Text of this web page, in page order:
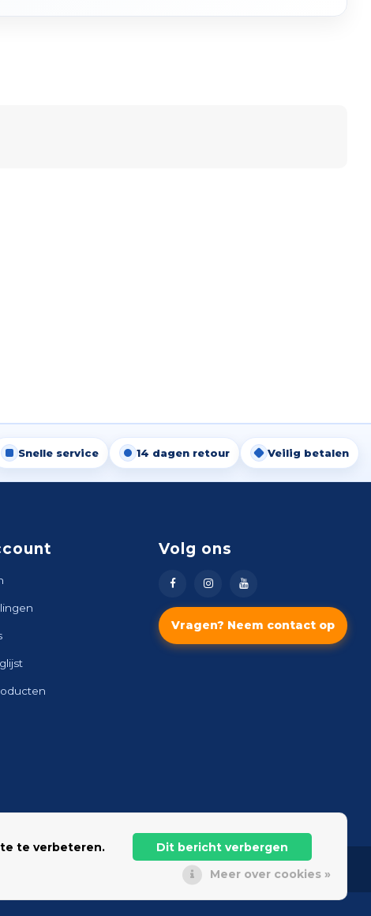
Snelle service 14 dagen retour Veilig betalen
Volg ons
Vragen? Neem contact op
te verbeteren.
Dit bericht verbergen
Meer over cookies »